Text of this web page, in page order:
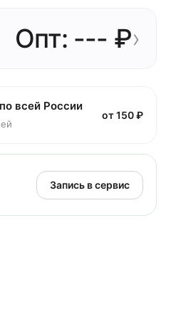
Опт: --- ₽›
всей России
от 150 ₽
Запись в сервис